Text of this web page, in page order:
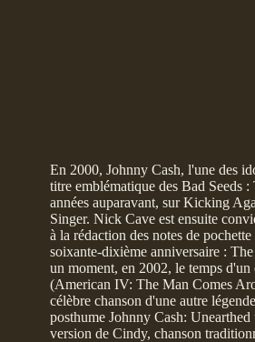
En 2000, Johnny Cash, l'une des
titre emblématique des Bad Seeds
années auparavant, sur Kicking
Singer. Nick Cave est ensuite
à la rédaction des notes de
soixante-dixième anniversaire :
un moment, en 2002, le temps
(American IV: The Man Comes
célèbre chanson d'une autre
posthume Johnny Cash:
version de Cindy, chanson